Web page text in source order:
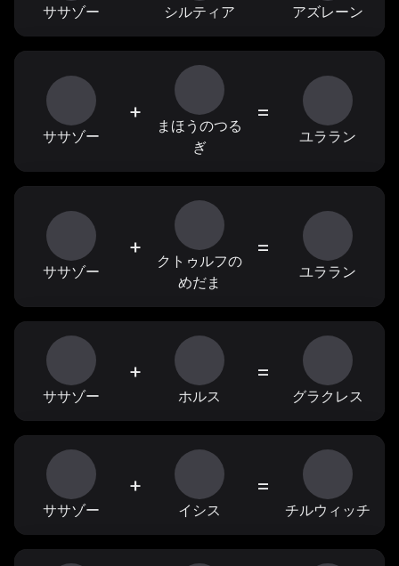
ササゾー シルティア アズレーン
ササゾー
+
まほうのつる
ぎ
=
ユララン
ササゾー
+
クトゥルフの
めだま
=
ユララン
ササゾー
+
ホルス
=
グラクレス
ササゾー
+
イシス
=
チルウィッチ